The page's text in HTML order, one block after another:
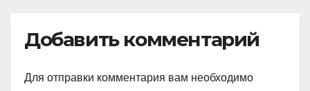
Добавить комментарий
Для отправки комментария вам необходимо